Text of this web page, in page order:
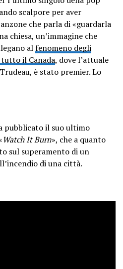
scalpore per aver
che parla di «guardarla
chiesa, un’immagine che
alfenomeno degli
il Canada, dove l’attuale
è stato premier. Lo
pubblicato il suo ultimo
Watch It Burn», che a quanto
sul superamento di un
di una città.